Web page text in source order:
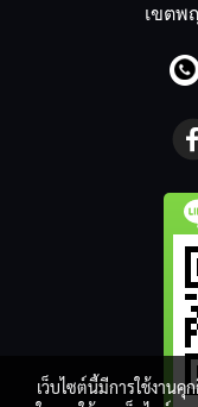
เขตพ
เว็บไซต์นี้มีการใช้งาน